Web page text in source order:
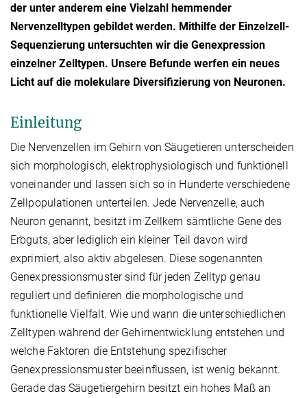
der unter anderem eine Vielzahl hemmender
Nervenzelltypen gebildet werden. Mithilfe der Einzelzell-
Sequenzierung untersuchten wir die Genexpression
einzelner Zelltypen. Unsere Befunde werfen ein neues
Licht auf die molekulare Diversifizierung von Neuronen.
Einleitung
Die Nervenzellen im Gehirn von Säugetieren unterscheiden
sich morphologisch, elektrophysiologisch und funktionell
voneinander und lassen sich so in Hunderte verschiedene
Zellpopulationen unterteilen. Jede Nervenzelle, auch
Neuron genannt, besitzt im Zellkern sämtliche Gene des
Erbguts, aber lediglich ein kleiner Teil davon wird
exprimiert, also aktiv abgelesen. Diese sogenannten
Genexpressionsmuster sind für jeden Zelltyp genau
reguliert und definieren die morphologische und
funktionelle Vielfalt. Wie und wann die unterschiedlichen
Zelltypen während der Gehirnentwicklung entstehen und
welche Faktoren die Entstehung spezifischer
Genexpressionsmuster beeinflussen, ist wenig bekannt.
Gerade das Säugetiergehirn besitzt ein hohes Maß an